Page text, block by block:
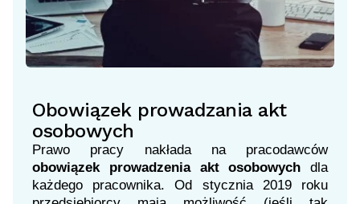
Obowiązek prowadzania akt
osobowych
Prawo pracy nakłada na pracodawców
obowiązek prowadzenia akt osobowych
dla
każdego pracownika. Od stycznia 2019 roku